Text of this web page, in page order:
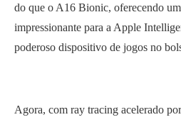
do que o A16 Bionic, oferecendo
impressionante para a Apple
poderoso dispositivo de jogos no
Agora, com ray tracing acelerado